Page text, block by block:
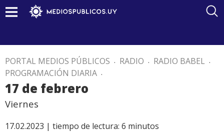
PORTAL MEDIOS PÚBLICOS . RADIO . RADIO BABEL .
PROGRAMACIÓN DIARIA .
17 de febrero
Viernes
17.02.2023 | tiempo de lectura: 6 minutos